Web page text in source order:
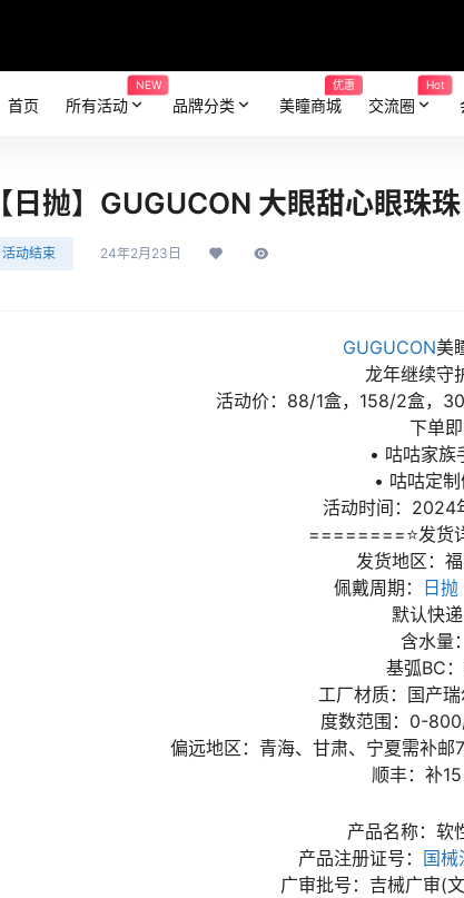
首页 所有活动
NEW
品牌分类 美瞳商城
优惠
交流圈
Hot
【日抛】GUGUCON 大眼甜心眼珠
活动结束 24年2月23日
GUGUCON美
龙年继续守
活动价：88/1盒，158/2盒，
下单即
• 咕咕家族
• 咕咕定
活动时间：2024
========⭐发货
发货地区：
佩戴周期：
日抛
默认快
含水量：
基弧BC
工厂材质：国产
度数范围：0-
偏远地区：青海、甘肃、宁夏需补
顺丰：补
产品名称：软
产品注册证号： 国
广审批号：吉械广审(